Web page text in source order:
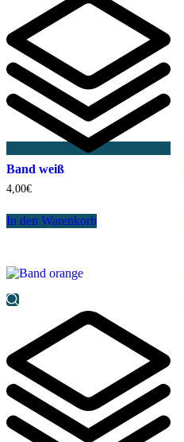
Band weiß
4,00€
In den Warenkorb